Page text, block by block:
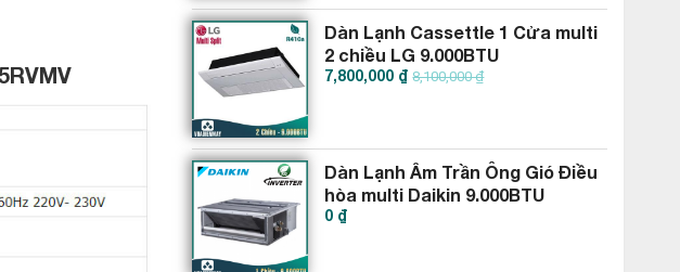
gọn, tăng
Dàn Lạnh Cassettle 1 Cửa multi
2 chiều LG 9.000BTU
AMNW09GTUA0
7,800,000 ₫8,100,000 ₫
Dàn Lạnh Âm Trần Ông Gió Điều
hòa multi Daikin 9.000BTU
CDXM25RVMV
0 ₫